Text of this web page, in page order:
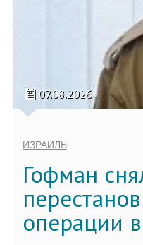
07.08.2026
ИЗРАИЛЬ
Гофман
операции